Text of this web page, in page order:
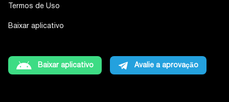
Termos de Uso
Baixar aplicativo
Baixar aplicativo Avalie a aprovação